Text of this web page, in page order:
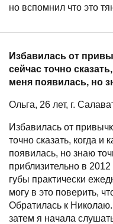
но вспомнил что это
Избавилась от
сейчас точно
меня появилась, но
Ольга, 26 лет, г.
Избавилась от
точно сказать, когда и
появилась, но знаю
приблизительно в
губы практически
могу в это поверить,
Обратилась к
затем я начала